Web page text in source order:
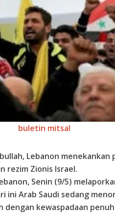
buletin mitsal
Lebanon menekankan
rezim Zionis Israel.
Senin (9/5)
ini Arab Saudi sedang
dengan kewaspadaan